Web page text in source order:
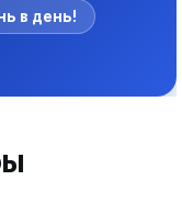
в день!